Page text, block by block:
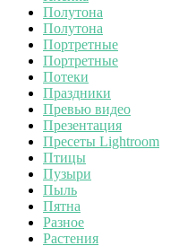
Полутона
Полутона
Портретные
Портретные
Потеки
Праздники
Превью видео
Презентация
Пресеты Lightroom
Птицы
Пузыри
Пыль
Пятна
Разное
Растения